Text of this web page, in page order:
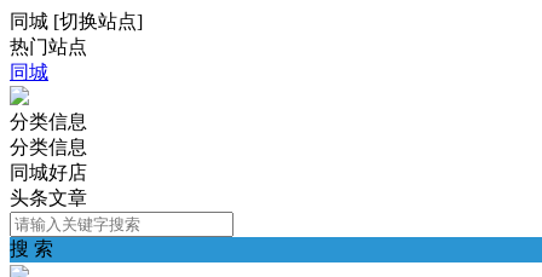
同城 [切换站点]
热门站点
同城
分类信息
分类信息
同城好店
头条文章
搜 索